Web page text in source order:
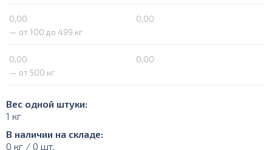
0,00
0,00
— от 100 до 499 кг
0,00
0,00
— от 500 кг
Вес одной штуки:
1 кг
В наличии на складе:
0 кг / 0 шт.